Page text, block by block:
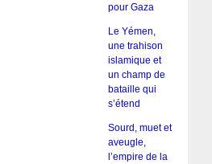
pour Gaza
Le Yémen,
une trahison
islamique et
un champ de
bataille qui
s’étend
Sourd, muet et
aveugle,
l’empire de la